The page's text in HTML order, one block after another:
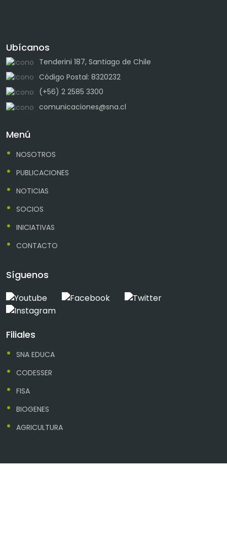
Ubícanos
Tenderini 187, Santiago de Chile
Código Postal: 8320232
(+56) 2 2585 3300
comunicaciones@sna.cl
Menú
NOSOTROS
PUBLICACIONES
NOTICIAS
SOCIOS
INICIATIVAS
CONTACTO
Síguenos
Filiales
SNA EDUCA
CODESSER
FISA
BIOGENES
AGRICULTURA